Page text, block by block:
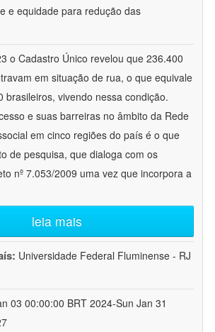
e equidade para redução das
o Cadastro Único revelou que 236.400
em situação de rua, o que equivale
brasileiros, vivendo nessa condição.
e suas barreiras no âmbito da Rede
em cinco regiões do país é o que
de pesquisa, que dialoga com os
nº 7.053/2009 uma vez que incorpora a
leia mais
Universidade Federal Fluminense - RJ
03 00:00:00 BRT 2024-Sun Jan 31